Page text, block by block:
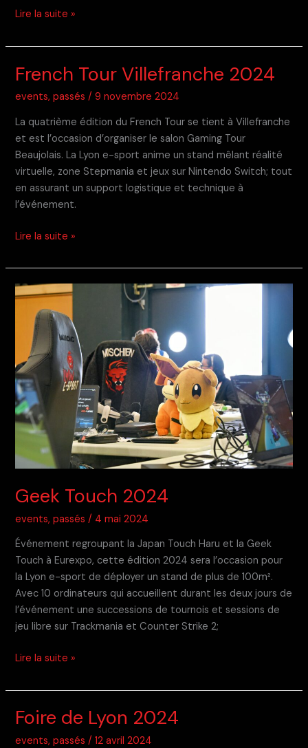
Tournoi
pour
Voix
Lire la suite »
French Tour Villefranche 2024
events,passés /9 novembre 2024
La quatrième édition du French Tour se tient à Villefranche
et est l’occasion d’organiser le salon Gaming Tour
Beaujolais. La Lyon e-sport anime un stand mêlant réalité
virtuelle, zone Stepmania et jeux sur Nintendo Switch; tout
en assurant un support logistique et technique à
l’événement.
French
Villefranche
2024
Lire la suite »
Geek Touch 2024
events,passés / 4 mai 2024
Événement regroupant la Japan Touch Haru et la Geek
Touch à Eurexpo, cette édition 2024 sera l’occasion pour
la Lyon e-sport de déployer un stand de plus de 100m².
Avec 10 ordinateurs qui accueillent durant les deux jours de
l’événement une successions de tournois et sessions de
jeu libre sur Trackmania et Counter Strike 2;
Geek
2024
Lire la suite »
Foire de Lyon 2024
events,passés /12 avril 2024